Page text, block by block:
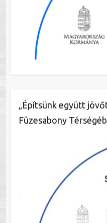
„Építsünk együtt
Füzesabony